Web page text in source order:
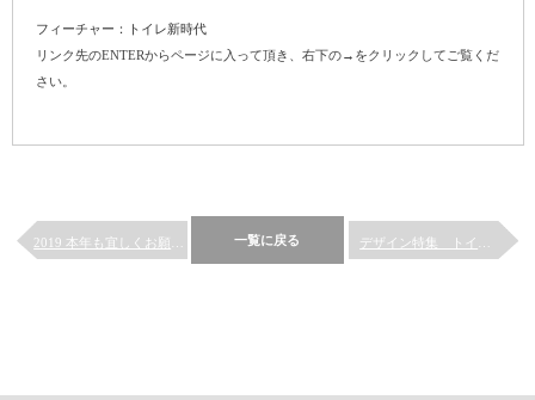
フィーチャー：トイレ新時代
リンク先のENTERからページに入って頂き、右下の→をクリックしてご覧くだ
さい。
2019 本年も宜しくお願い... 一覧に戻る デザイン特集 トイレ新時代へ...